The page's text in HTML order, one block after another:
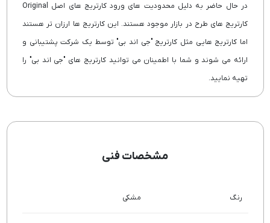
در حال حاضر به دلیل محدودیت های ورود کارتریج های اصل Original
کارتریج های طرح در بازار موجود هستند. این کارتریج ها ارزان تر هستند
اما کارتریج هایی مثل کارتریج "جی اند بی" توسط یک شرکت پشتیبانی و
ارائه می شوند و شما با اطمینان می توانید کارتریج های "جی اند بی" را
تهیه نمایید.
مشخصات فنی
رنگ مشکی